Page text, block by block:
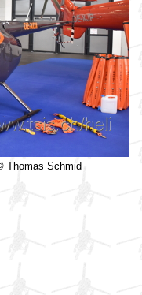
Thomas Schmid